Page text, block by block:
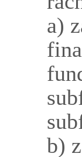
a)
b)